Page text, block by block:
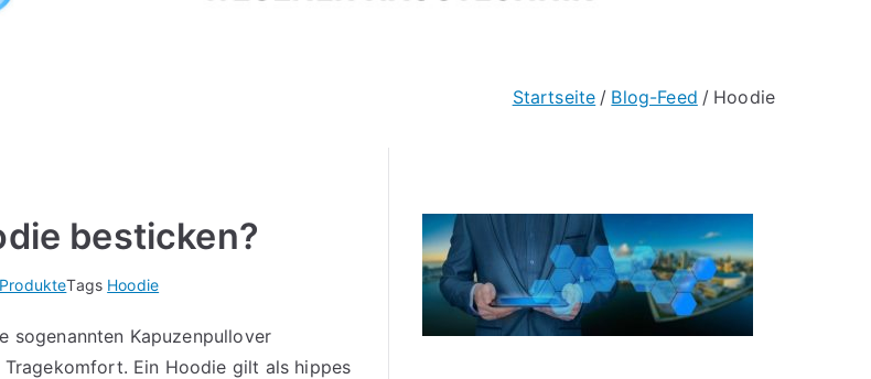
Startseite Blog-Feed Hoodie
besticken?
ProdukteTags Hoodie
sogenannten Kapuzenpullover
Ein Hoodie gilt als hippes